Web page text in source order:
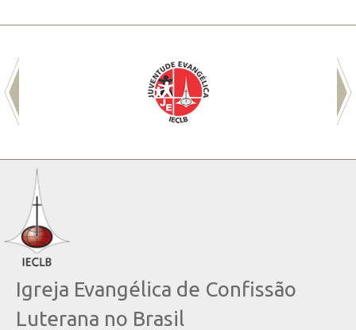
Igreja Evangélica de Confissão
Luterana no Brasil